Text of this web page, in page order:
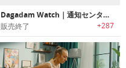
Dagadam Watch｜通知センター/ヘルスフィットネス機能を搭載したカーブタッチベゼルスマートウォッチ「ダガダム」
販売終了 +287